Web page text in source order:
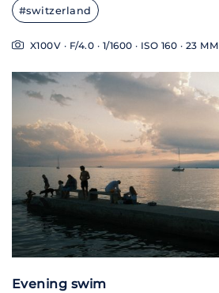
#switzerland
X100V · F/4.0 · 1/1600 · ISO 160 · 23 MM
Evening swim